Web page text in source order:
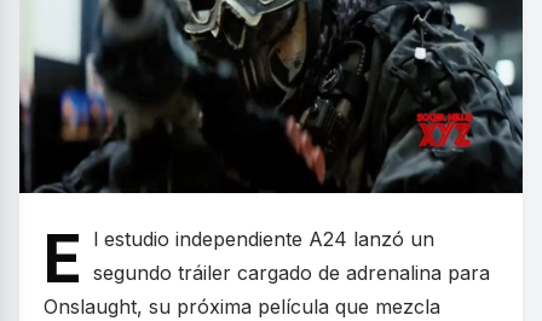
E
l estudio independiente A24 lanzó un
segundo tráiler cargado de adrenalina para
Onslaught, su próxima película que mezcla